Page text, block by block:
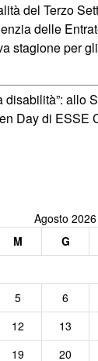
del Terzo
delle
stagione per
disabilità”: allo
Day di ESSE
Agosto 2026
M G
5 6
12 13
19 20